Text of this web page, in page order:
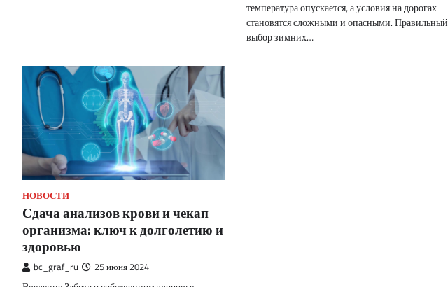
температура опускается, а условия на дорогах
становятся сложными и опасными. Правильный
выбор зимних…
НОВОСТИ
Сдача анализов крови и чекап
организма: ключ к долголетию и
здоровью
bc_graf_ru 25 июня 2024